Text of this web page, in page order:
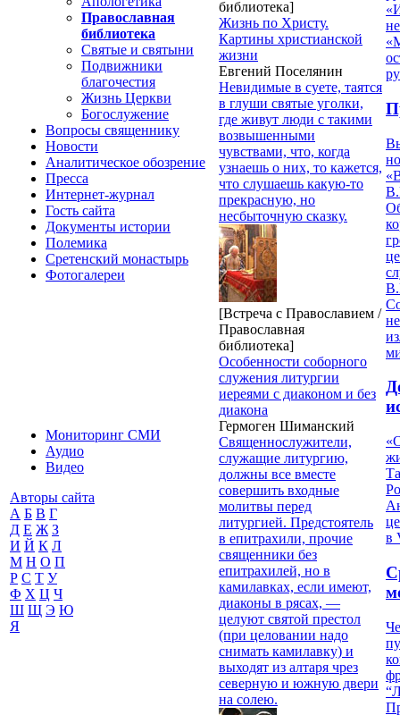
Православная
библиотека
Святые и святыни
Подвижники
благочестия
Жизнь Церкви
Богослужение
Вопросы священнику
Новости
Аналитическое обозрение
Пресса
Интернет-журнал
Гость сайта
Документы истории
Полемика
Сретенский монастырь
Фотогалереи
Мониторинг СМИ
Аудио
Видео
Авторы сайта
А Б В Г
Д Е Ж З
И Й К Л
М Н О П
Р С Т У
Ф Х Ц Ч
Ш Щ Э Ю
Я
библиотека]
Жизнь по Христу.
Картины христианской
жизни
Евгений Поселянин
Невидимые в суете, таятся
в глуши святые уголки,
где живут люди с такими
возвышенными
чувствами, что, когда
узнаешь о них, то кажется,
что слушаешь какую-то
прекрасную, но
несбыточную сказку.
[Встреча с Православием /
Православная
библиотека]
Особенности соборного
служения литургии
иереями с диаконом и без
диакона
Гермоген Шиманский
Священнослужители,
служащие литургию,
должны все вместе
совершить входные
молитвы перед
литургией. Предстоятель
в епитрахили, прочие
священники без
епитрахилей, но в
камилавках, если имеют,
диаконы в рясах, —
целуют святой престол
(при целовании надо
снимать камилавку) и
выходят из алтаря чрез
северную и южную двери
на солею.
в